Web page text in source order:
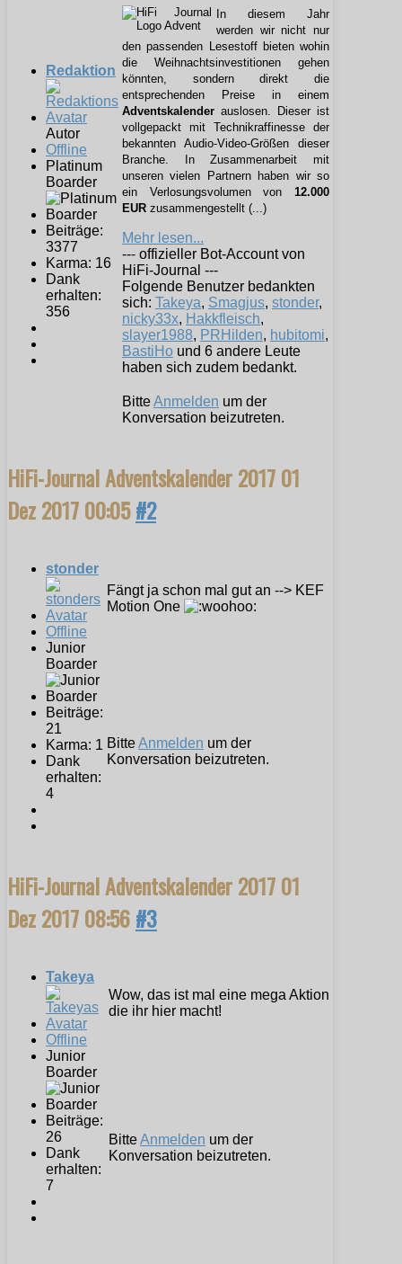
Redaktion
Autor
Offline
Platinum
Boarder
Beiträge:
3377
Karma: 16
Dank
erhalten:
356
In diesem Jahr
werden wir nicht nur
den passenden Lesestoff bieten wohin
die Weihnachtsinvestitionen gehen
könnten, sondern direkt die
entsprechenden Preise in einem
Adventskalender auslosen. Dieser ist
vollgepackt mit Technikraffinesse der
bekannten Audio-Video-Größen dieser
Branche. In Zusammenarbeit mit
unseren vielen Partnern haben wir so
ein Verlosungsvolumen von 12.000
EUR zusammengestellt (...)
Mehr lesen...
--- offizieller Bot-Account von
HiFi-Journal ---
Folgende Benutzer bedankten
sich: Takeya, Smagjus, stonder,
nicky33x, Hakkfleisch,
slayer1988, PRHilden, hubitomi,
BastiHo und 6 andere Leute
haben sich zudem bedankt.
BitteAnmelden um der
Konversation beizutreten.
HiFi-Journal Adventskalender 201701
Dez 2017 00:05#2
stonder
Offline
Junior
Boarder
Beiträge:
21
Karma: 1
Dank
erhalten:
4
Fängt ja schon mal gut an --> KEF
Motion One
BitteAnmelden um der
Konversation beizutreten.
HiFi-Journal Adventskalender 201701
Dez 2017 08:56#3
Takeya
Offline
Junior
Boarder
Beiträge:
26
Dank
erhalten:
7
Wow, das ist mal eine mega Aktion
die ihr hier macht!
BitteAnmelden um der
Konversation beizutreten.